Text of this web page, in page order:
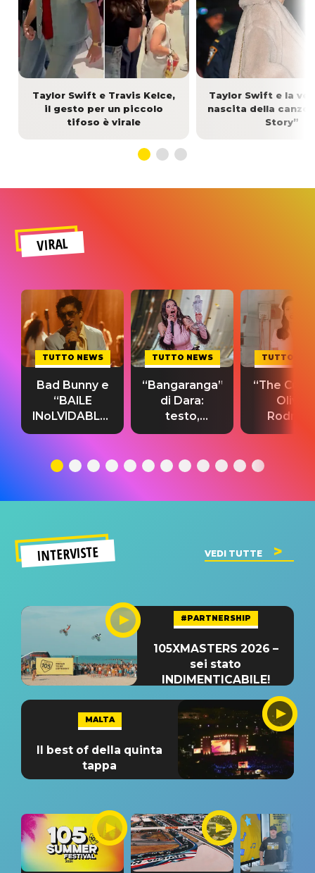
Taylor Swift e Travis Kelce,
il gesto per un piccolo
tifoso è virale
Taylor Swift e la
nascita della
Story”
VIRAL
TUTTO NEWS
Bad Bunny e
“BAILE
INoLVIDABLE”:
testo,
significato
TUTTO NEWS
“Bangaranga”
di Dara:
testo,
traduzione e
del singolo
TUTTO
“The
Olivia
testo,
INTERVISTE VEDI TUTTE
#PARTNERSHIP
105XMASTERS 2026 –
sei stato
INDIMENTICABILE!
MALTA
Il best of della quinta
tappa